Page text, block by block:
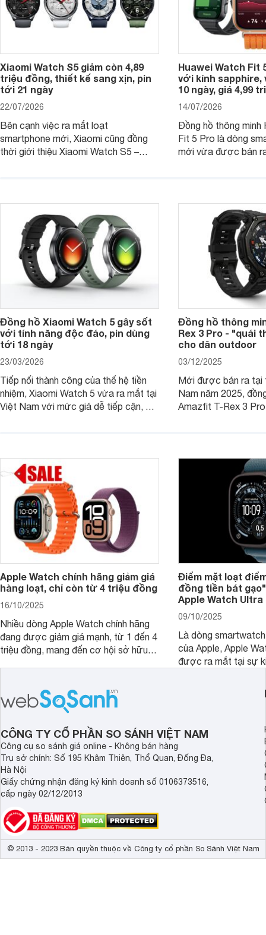
Xiaomi Watch S5 giảm còn 4,89
triệu đồng, thiết kế sang xịn, pin
tới 21 ngày
22/07/2026
Bên cạnh việc ra mắt loạt
smartphone mới, Xiaomi cũng đồng
thời giới thiệu Xiaomi Watch S5 –
Huawei Watch Fit
với kính sapphire,
10 ngày, giá 4,99
14/07/2026
Đồng hồ thông minh
Fit 5 Pro là dòng
mới vừa được bán
năng hiện đại.
Đồng hồ Xiaomi Watch 5 gây sốt
với tính năng độc đáo, pin dùng
tới 18 ngày
23/03/2026
Tiếp nối thành công của thế hệ tiền
nhiệm, Xiaomi Watch 5 vừa ra mắt tại
Việt Nam với mức giá dễ tiếp cận, đi
Đồng hồ thông
Rex 3 Pro - "quái
cho dân outdoor
03/12/2025
Mới được bán ra tại
Nam năm 2025,
Amazfit T-Rex 3
hoa" hỗ trợ tích
Apple Watch chính hãng giảm giá
hàng loạt, chỉ còn từ 4 triệu đồng
16/10/2025
Nhiều dòng Apple Watch chính hãng
đang được giảm giá mạnh, từ 1 đến 4
triệu đồng, mang đến cơ hội sở hữu
Điểm mặt loạt
đồng tiền bát
Apple Watch Ultra
09/10/2025
Là dòng
của Apple, Apple
được ra mắt tại sự
nhưng Apple Watch
loạt điểm mới nâng
CÔNG TY CỔ PHẦN SO SÁNH VIỆT NAM
Công cụ so sánh giá online - Không bán hàng
Trụ sở chính: Số 195 Khâm Thiên, Thổ Quan, Đống Đa,
Hà Nội
Giấy chứng nhận đăng ký kinh doanh số 0106373516,
cấp ngày 02/12/2013
© 2013 - 2023 Bản quyền thuộc về Công ty cổ phần So Sánh Việt Nam